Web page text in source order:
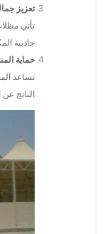
تعزيز
تأتي
جاذبية
حماية
تساعد
الناتج